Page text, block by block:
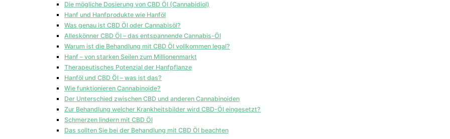
Die mögliche Dosierung von CBD Öl (Cannabidiol)
Hanf und Hanfprodukte wie Hanföl
Was genau ist CBD Öl oder Cannabisöl?
Alleskönner CBD Öl – das entspannende Cannabis-Öl
Warum ist die Behandlung mit CBD Öl vollkommen legal?
Hanf – von starken Seilen zum Millionenmarkt
Therapeutisches Potenzial der Hanfpflanze
Hanföl und CBD Öl – was ist das?
Wie funktionieren Cannabinoide?
Der Unterschied zwischen CBD und anderen Cannabinoiden
Zur Behandlung welcher Krankheitsbilder wird CBD-Öl eingesetzt?
Schmerzen lindern mit CBD Öl
Das sollten Sie bei der Behandlung mit CBD Öl beachten